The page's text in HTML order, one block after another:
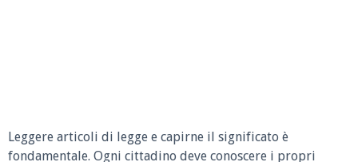
Leggere articoli di legge e capirne il significato è
fondamentale. Ogni cittadino deve conoscere i propri